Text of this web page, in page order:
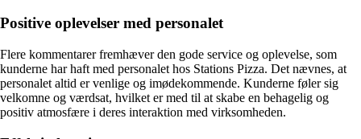
Positive oplevelser med personalet
Flere kommentarer fremhæver den gode service og oplevelse, som
kunderne har haft med personalet hos Stations Pizza. Det nævnes, at
personalet altid er venlige og imødekommende. Kunderne føler sig
velkomne og værdsat, hvilket er med til at skabe en behagelig og
positiv atmosfære i deres interaktion med virksomheden.